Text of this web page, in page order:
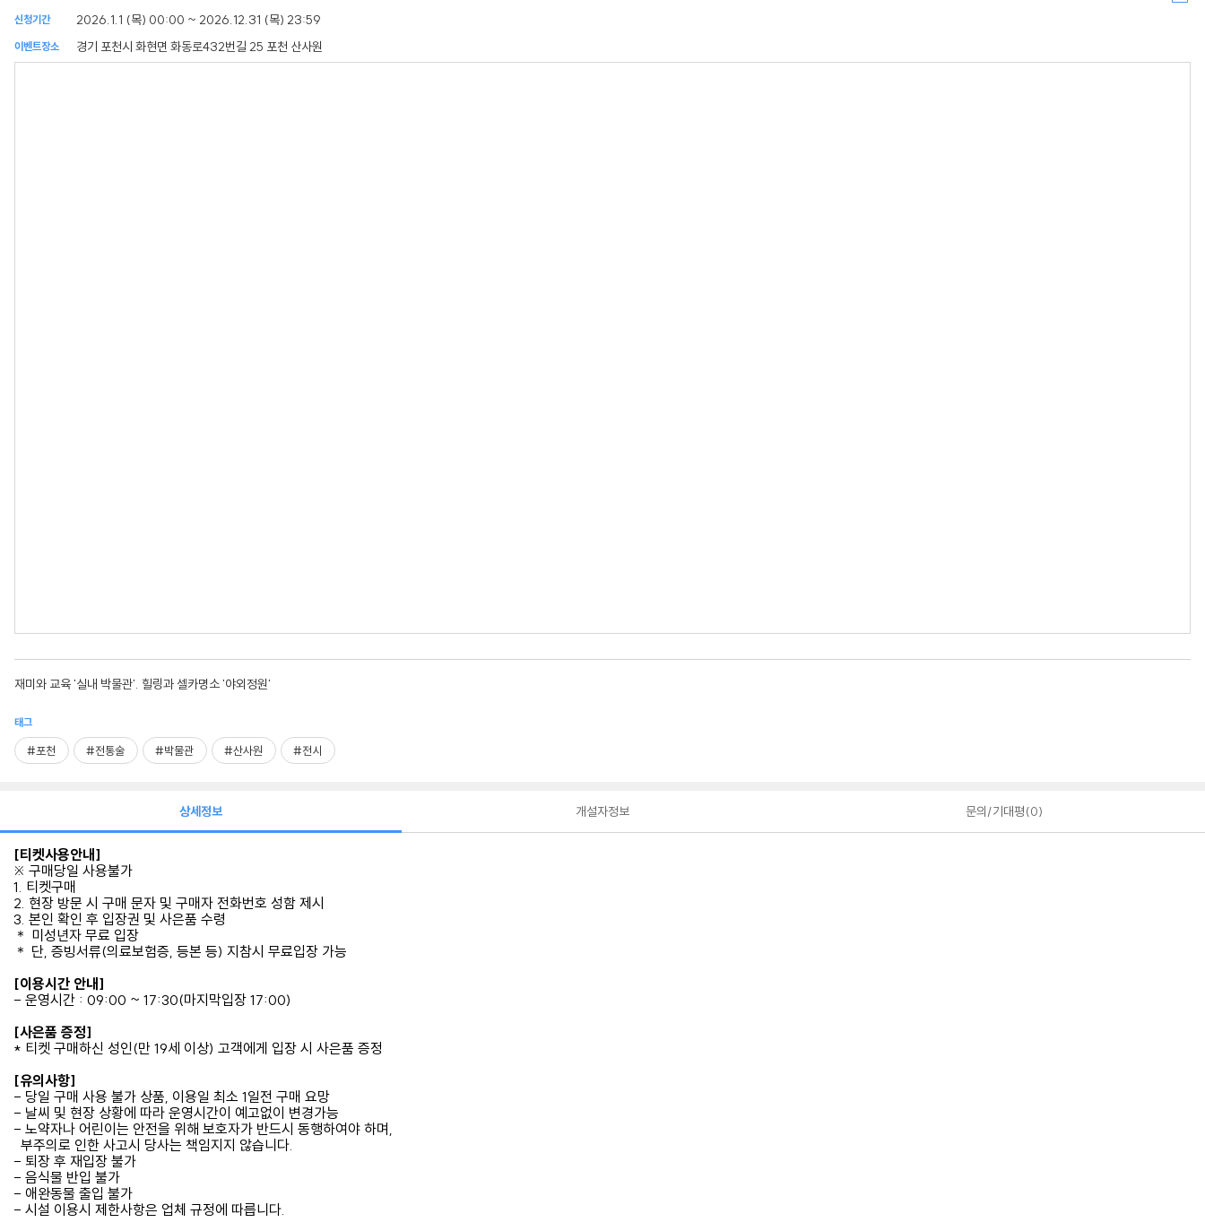
신청기간 2026.1.1 (목) 00:00 ~ 2026.12.31 (목) 23:59
이벤트장소 경기 포천시 화현면 화동로432번길 25 포천 산사원
재미와 교육 '실내 박물관'. 힐링과 셀카명소 '야외정원'
태그
#포천 #전통술 #박물관 #산사원 #전시
상세정보
[티켓사용안내]
※ 구매당일 사용불가
1. 티켓구매
2. 현장 방문 시 구매 문자 및 구매자 전화번호 성함 제시
3. 본인 확인 후 입장권 및 사은품 수령
＊ 미성년자 무료 입장
＊ 단, 증빙서류(의료보험증, 등본 등) 지참시 무료입장 가능
[이용시간 안내]
- 운영시간 : 09:00 ~ 17:30(마지막입장 17:00)
[사은품 증정]
* 티켓 구매하신 성인(만 19세 이상) 고객에게 입장 시 사은품 증정
[유의사항]
- 당일 구매 사용 불가 상품, 이용일 최소 1일전 구매 요망
- 날씨 및 현장 상황에 따라 운영시간이 예고없이 변경가능
- 노약자나 어린이는 안전을 위해 보호자가 반드시 동행하여야 하며,
부주의로 인한 사고시 당사는 책임지지 않습니다.
- 퇴장 후 재입장 불가
- 음식물 반입 불가
- 애완동물 출입 불가
- 시설 이용시 제한사항은 업체 규정에 따릅니다.
개설자정보 문의/기대평 0